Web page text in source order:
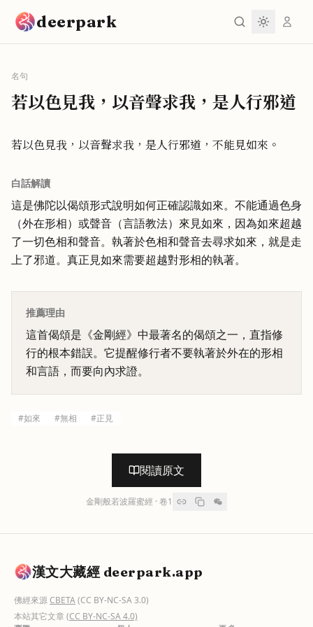
deerpark
名句
若以色見我，以音聲求我，是人行邪道
若以色見我，以音聲求我，是人行邪道，不能見如來。
白話解讀
這是佛陀以偈頌形式說明如何正確認識如來。不能通過色身
（外在形相）或聲音（言語教法）來見如來，因為如來超越
了一切色相和聲音。執著於色相和聲音去尋求如來，就是走
上了邪道。真正見如來需要超越對形相的執著。
推薦理由
這首偈頌是《金剛經》中最著名的偈頌之一，直指修
行的根本錯誤。它提醒修行者不要執著於外在的形相
和言語，而要向內求證。
#如來 #無相 #正見
閱讀原文
金剛般若波羅蜜經 · 卷1
漢文大藏經 deerpark.app
佛經來源CBETA(CC BY-NC-SA 3.0)
本站其它文章(CC BY-NC-SA 4.0)